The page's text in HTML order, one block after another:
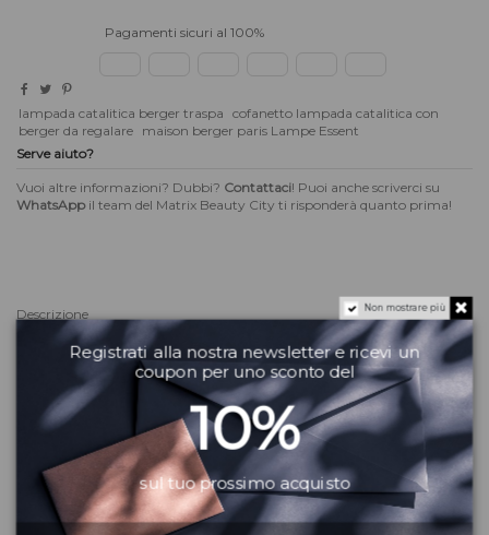
Pagamenti sicuri al 100%
lampada catalitica berger traspa
cofanetto lampada catalitica con
berger da regalare maison berger paris Lampe Essent
Serve aiuto?
Vuoi altre informazioni? Dubbi? Contattaci! Puoi anche scriverci su
WhatsAppil team del Matrix Beauty City ti risponderà quanto prima!
Descrizione
Ovale e sinuosa. Essentielle Ovale di Maison Berger Parissi adatta a ogni
ambiente. La sua trasparenza consente di controllare sempre il livello del
liquido di profumazione.
Coprifiamma dritto in metallo argentato lucido
Materiale: vetro
Colore: trasparente
Dimensione: altezza 15,5 cm
Nel cofanetto regalo anche due profumazioni da 250 ml.
Non mostrare più
Registrati alla nostra newsletter e ricevi un
coupon per uno sconto del
10%
sul tuo prossimo acquisto